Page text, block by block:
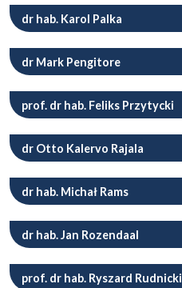
dr hab. Karol Palka
dr Mark Pengitore
prof. dr hab. Feliks Przytycki
dr Otto Kalervo Rajala
dr hab. Michał Rams
dr hab. Jan Rozendaal
prof. dr hab. Ryszard Rudnicki